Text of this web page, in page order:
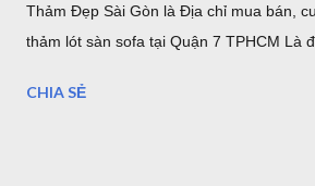
Thảm Đẹp Sài Gòn là Địa chỉ mua bán,
thảm lót sàn sofa tại Quận 7 TPHCM Là
Tân Quy Quận 7. Vừa là showroom
CHIA SẺ